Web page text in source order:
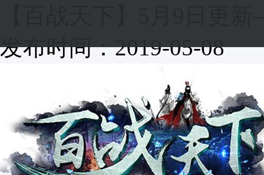
发布时间：2019-05-08